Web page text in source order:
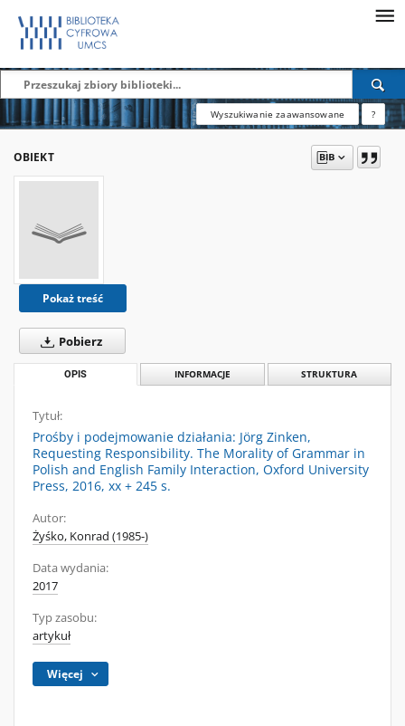
Wyszukiwanie zaawansowane ?
OBIEKT
Pokaż treść
Pobierz
OPIS INFORMACJE STRUKTURA
Tytuł:
Prośby i podejmowanie działania: Jörg Zinken,
Requesting Responsibility. The Morality of Grammar in
Polish and English Family Interaction, Oxford University
Press, 2016, xx + 245 s.
Autor:
Żyśko, Konrad (1985-)
Data wydania:
2017
Typ zasobu:
artykuł
Więcej